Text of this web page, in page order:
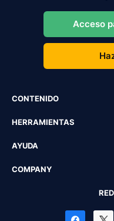
Acceso
CONTENIDO
HERRAMIENTAS
AYUDA
COMPANY